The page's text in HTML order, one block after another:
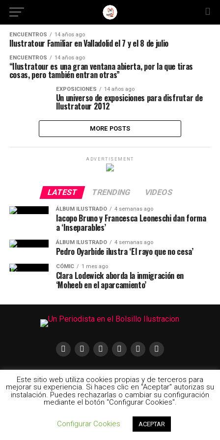
ENCUENTROS 14 años ago
Ilustratour Familiar en Valladolid el 7 y el 8 de julio
ENCUENTROS 14 años ago
“Ilustratour es una gran ventana abierta, por la que tiras
cosas, pero también entran otras”
EXPOSICIONES 14 años ago
Un universo de exposiciones para disfrutar de
Ilustratour 2012
MORE POSTS
ADVERTISEMENT
LATEST TRENDING VIDEOS
ÁLBUM ILUSTRADO 4 semanas ago
Iacopo Bruno y Francesca Leoneschi dan forma
a ‘Inseparables’
ÁLBUM ILUSTRADO 4 semanas ago
Pedro Oyarbide ilustra ‘El rayo que no cesa’
CÓMIC 1 mes ago
Clara Lodewick aborda la inmigración en
‘Moheeb en el aparcamiento’
2024 © Un Periodista en el Bolsillo | Las ilustraciones pertenecen a
cada uno de sus autores
Este sitio web utiliza cookies propias y de terceros para
mejorar su experiencia. Si haces clic en "Aceptar" autorizas su
instalación. Puedes rechazarlas o cambiar su configuración
mediante el botón "Configurar Cookies".
Configurar Cookies ACEPTAR